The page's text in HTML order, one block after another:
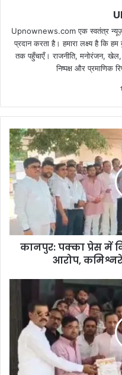
Upnownews.com एक स्वतंत्र
प्रदान करता है। हमारा लक्ष्य है कि
तक पहुँचाएँ। राजनीति, मनोरंजन, खेल,
निष्पक्ष और प्रमाणिक
कानपुर: पक्का प्रेस में
आरोप,